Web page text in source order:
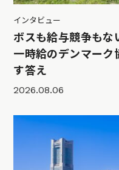
インタビュー
ボスも給与競争もな
一時給のデンマー
す答え
2026.08.06